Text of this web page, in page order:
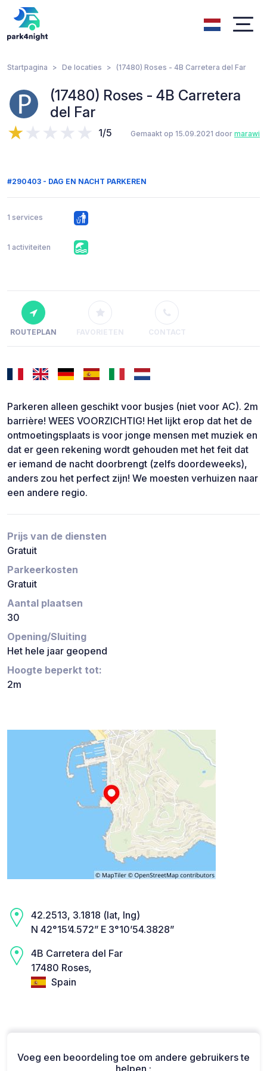
Startpagina De locaties (17480) Roses - 4B Carretera del Far
(17480) Roses - 4B Carretera
del Far
1/5 Gemaakt op 15.09.2021 door marawi
#290403 - DAG EN NACHT PARKEREN
1 services
1 activiteiten
ROUTEPLAN FAVORIETEN CONTACT
Parkeren alleen geschikt voor busjes (niet voor AC). 2m
barrière! WEES VOORZICHTIG! Het lijkt erop dat het de
ontmoetingsplaats is voor jonge mensen met muziek en
dat er geen rekening wordt gehouden met het feit dat
er iemand de nacht doorbrengt (zelfs doordeweeks),
anders zou het perfect zijn! We moesten verhuizen naar
een andere regio.
Prijs van de diensten
Gratuit
Parkeerkosten
Gratuit
Aantal plaatsen
30
Opening/Sluiting
Het hele jaar geopend
Hoogte beperkt tot:
2m
42.2513, 3.1818 (lat, lng)
N 42°15’4.572” E 3°10’54.3828”
4B Carretera del Far
17480 Roses,
Spain
Voeg een beoordeling toe om andere gebruikers te
helpen :